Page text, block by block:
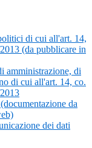
di cui all'art. 14,
(da pubblicare in
amministrazione, di
di cui all'art. 14, co.
da
dei dati